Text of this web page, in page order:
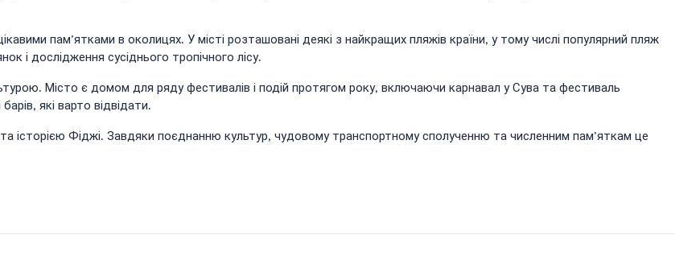
пам’ятками в околицях. У місті розташовані деякі з найкращих пляжів країни, у тому числі популярний пляж
і дослідження сусіднього тропічного лісу.
Місто є домом для ряду фестивалів і подій протягом року, включаючи карнавал у Сува та фестиваль
які варто відвідати.
історією Фіджі. Завдяки поєднанню культур, чудовому транспортному сполученню та численним пам’яткам це